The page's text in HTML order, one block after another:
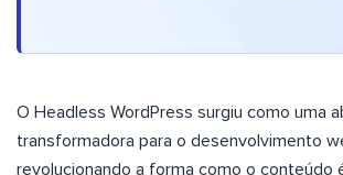
O Headless WordPress surgiu como uma
transformadora para o desenvolvimento
revolucionando a forma como o conteúdo